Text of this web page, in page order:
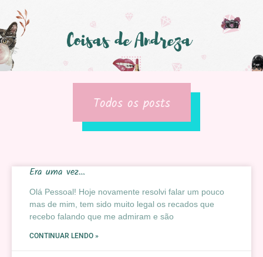
Todos os posts
Era uma vez…
Olá Pessoal! Hoje novamente resolvi falar um pouco
mas de mim, tem sido muito legal os recados que
recebo falando que me admiram e são
CONTINUAR LENDO »